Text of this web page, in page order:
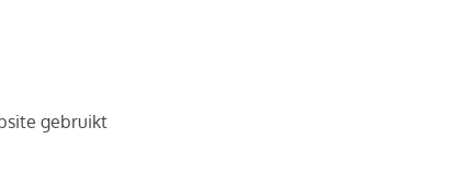
gebruikt